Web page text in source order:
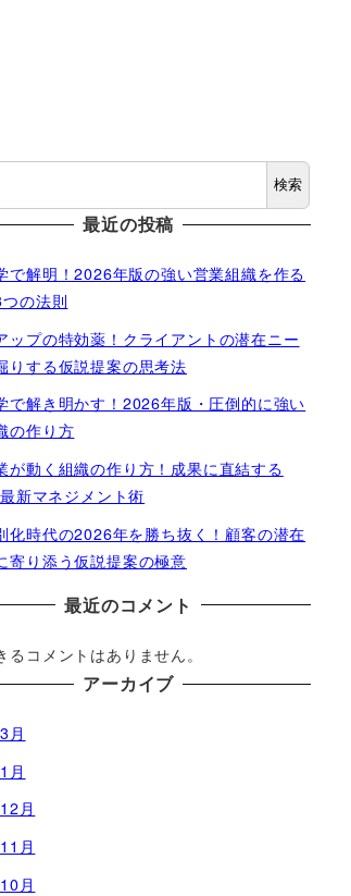
検索
最近の投稿
で解明！2026年版の強い営業組織を作る
の法則
ップの特効薬！クライアントの潜在ニー
りする仮説提案の思考法
で解き明かす！2026年版・圧倒的に強い
の作り方
が動く組織の作り方！成果に直結する
新マネジメント術
化時代の2026年を勝ち抜く！顧客の潜在
寄り添う仮説提案の極意
最近のコメント
るコメントはありません。
アーカイブ
月
月
月
月
月